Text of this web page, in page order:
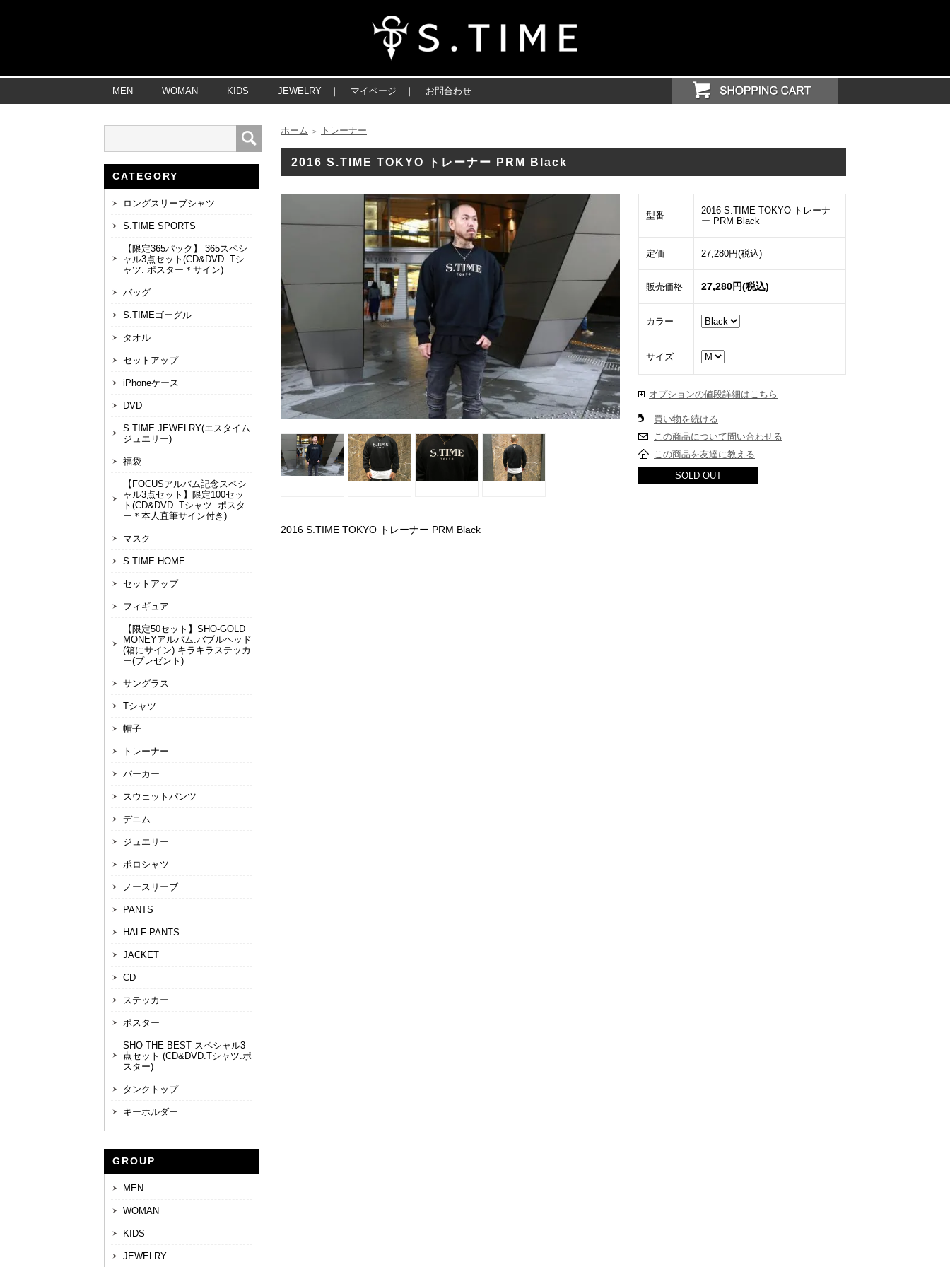
MEN ｜ WOMAN ｜ KIDS ｜ JEWELRY ｜ マイページ ｜ お問合わせ
CATEGORY
ロングスリーブシャツ
S.TIME SPORTS
【限定365パック】 365スペシ
ャル3点セット(CD&DVD. Tシ
ャツ. ポスター＊サイン)
バッグ
S.TIMEゴーグル
タオル
セットアップ
iPhoneケース
DVD
S.TIME JEWELRY(エスタイム
ジュエリー)
福袋
【FOCUSアルバム記念スペシ
ャル3点セット】限定100セッ
ト(CD&DVD. Tシャツ. ポスタ
ー＊本人直筆サイン付き)
マスク
S.TIME HOME
セットアップ
フィギュア
【限定50セット】SHO-GOLD
MONEYアルバム.バブルヘッド
(箱にサイン).キラキラステッカ
ー(プレゼント)
サングラス
Tシャツ
帽子
トレーナー
パーカー
スウェットパンツ
デニム
ジュエリー
ポロシャツ
ノースリーブ
PANTS
HALF-PANTS
JACKET
CD
ステッカー
ポスター
SHO THE BEST スペシャル3
点セット (CD&DVD.Tシャツ.ポ
スター)
タンクトップ
キーホルダー
GROUP
MEN
WOMAN
KIDS
JEWELRY
ホーム ＞ トレーナー
2016 S.TIME TOKYO トレーナー PRM Black
型番
2016 S.TIME TOKYO トレーナ
ー PRM Black
定価 27,280円(税込)
販売価格 27,280円(税込)
カラー
サイズ
オプションの値段詳細はこちら
買い物を続ける
この商品について問い合わせる
この商品を友達に教える
SOLD OUT
2016 S.TIME TOKYO トレーナー PRM Black